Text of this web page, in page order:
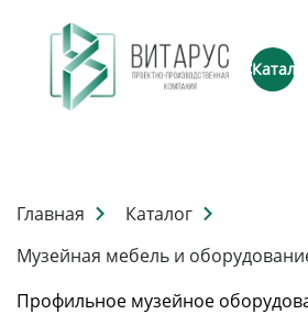
Каталог
Главная
Каталог
Музейная мебель и
Профильное музейное